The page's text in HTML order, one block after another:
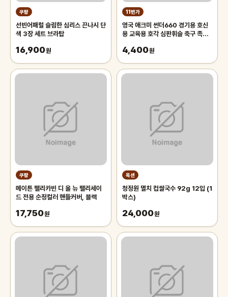
쿠팡
선빈어패럴 슬림한 심리스 끈나시 단
색 3장 세트 브라탑
16,900원
11번가
영국 애크미 썬더660 경기용 호신
용 교육용 호각 심판휘슬 축구 족구
4,400원
쿠팡
메이튼 팰리카빈 디 올 뉴 팰리세이
드 전용 순정컬러 핸들커버, 블랙
17,750원
옥션
청정원 멸치 컵쌀국수 92g 12입 (1
박스)
24,000원